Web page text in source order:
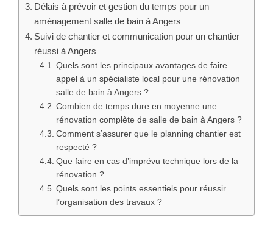
Délais à prévoir et gestion du temps pour un
aménagement salle de bain à Angers
Suivi de chantier et communication pour un chantier
réussi à Angers
Quels sont les principaux avantages de faire
appel à un spécialiste local pour une rénovation
salle de bain à Angers ?
Combien de temps dure en moyenne une
rénovation complète de salle de bain à Angers ?
Comment s’assurer que le planning chantier est
respecté ?
Que faire en cas d’imprévu technique lors de la
rénovation ?
Quels sont les points essentiels pour réussir
l’organisation des travaux ?